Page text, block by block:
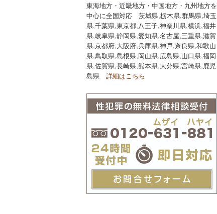
東海地方・近畿地方・中国地方・九州地方を
中心に全国対応 茨城県,栃木県,群馬県,埼玉
県,千葉県,東京都,八王子,神奈川県,横浜,福井
県,岐阜県,静岡県,愛知県,名古屋,三重県,滋賀
県,京都府,大阪府,兵庫県,神戸,奈良県,和歌山
県,鳥取県,島根県,岡山県,広島県,山口県,福岡
県,佐賀県,長崎県,熊本県,大分県,宮崎県,鹿児
島県 詳細はこちら